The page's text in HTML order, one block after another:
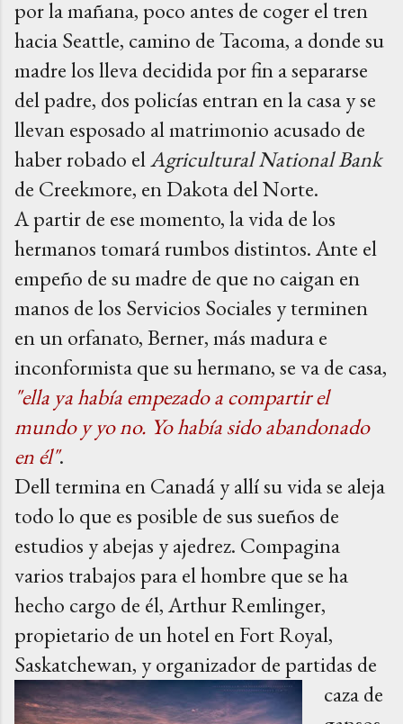
por la mañana, poco antes de coger el tren
hacia Seattle, camino de Tacoma, a donde su
madre los lleva decidida por fin a separarse
del padre, dos policías entran en la casa y se
llevan esposado al matrimonio acusado de
haber robado elAgricultural National Bank
de Creekmore, en Dakota del Norte.
A partir de ese momento, la vida de los
hermanos tomará rumbos distintos. Ante el
empeño de su madre de que no caigan en
manos de los Servicios Sociales y terminen
en un orfanato, Berner, más madura e
inconformista que su hermano, se va de casa,
"ella ya había empezado a compartir el
mundo y yo no. Yo había sido abandonado
en él".
Dell termina en Canadá y allí su vida se aleja
todo lo que es posible de sus sueños de
estudios y abejas y ajedrez. Compagina
varios trabajos para el hombre que se ha
hecho cargo de él,Arthur Remlinger,
propietario de un hotel en Fort Royal,
Saskatchewan, y organizador de partidas de
caza de